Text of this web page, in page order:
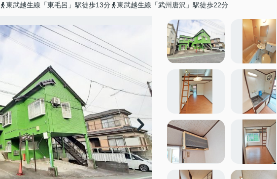
東武越生線「東毛呂」駅徒歩13分 東武越生線「武州唐沢」駅徒歩22分